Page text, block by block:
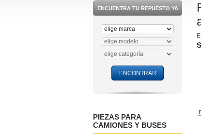
ENCUENTRA TU REPUESTO YA
PIEZAS PARA
CAMIONES Y BUSES